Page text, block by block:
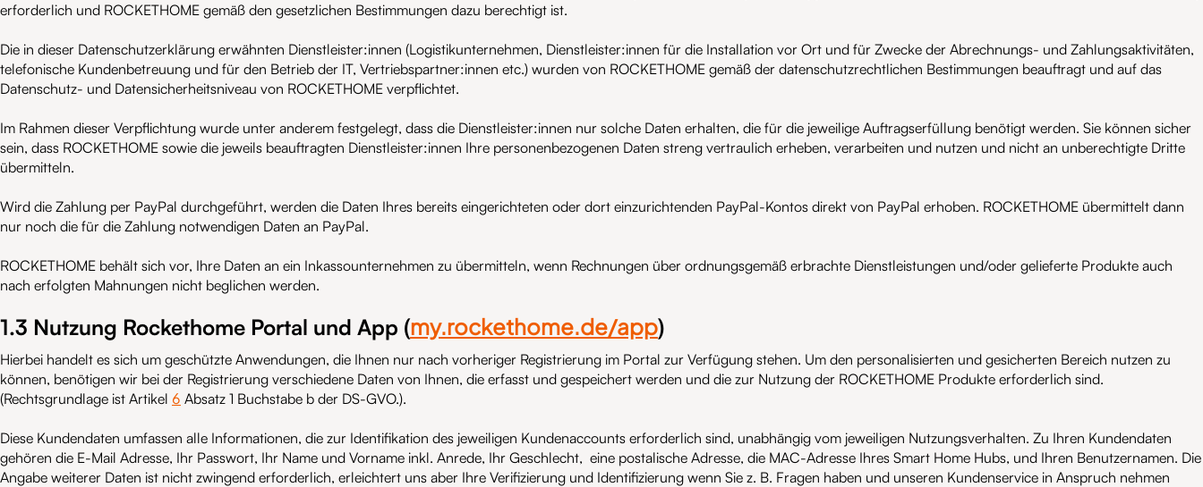
erforderlich und ROCKETHOME gemäß den gesetzlichen Bestimmungen dazu berechtigt ist.
Die in dieser Datenschutzerklärung erwähnten Dienstleister:innen (Logistikunternehmen, Dienstleister:innen für die Installation vor Ort und für Zwecke der Abrechnungs- und Zahlungsaktivitäten,
telefonische Kundenbetreuung und für den Betrieb der IT, Vertriebspartner:innen etc.) wurden von ROCKETHOME gemäß der datenschutzrechtlichen Bestimmungen beauftragt und auf das
Datenschutz- und Datensicherheitsniveau von ROCKETHOME verpflichtet.
Im Rahmen dieser Verpflichtung wurde unter anderem festgelegt, dass die Dienstleister:innen nur solche Daten erhalten, die für die jeweilige Auftragserfüllung benötigt werden. Sie können sicher
sein, dass ROCKETHOME sowie die jeweils beauftragten Dienstleister:innen Ihre personenbezogenen Daten streng vertraulich erheben, verarbeiten und nutzen und nicht an unberechtigte Dritte
übermitteln.
Wird die Zahlung per PayPal durchgeführt, werden die Daten Ihres bereits eingerichteten oder dort einzurichtenden PayPal-Kontos direkt von PayPal erhoben. ROCKETHOME übermittelt dann
nur noch die für die Zahlung notwendigen Daten an PayPal.
ROCKETHOME behält sich vor, Ihre Daten an ein Inkassounternehmen zu übermitteln, wenn Rechnungen über ordnungsgemäß erbrachte Dienstleistungen und/oder gelieferte Produkte auch
nach erfolgten Mahnungen nicht beglichen werden.
1.3 Nutzung Rockethome Portal und App (my.rockethome.de/app)
Hierbei handelt es sich um geschützte Anwendungen, die Ihnen nur nach vorheriger Registrierung im Portal zur Verfügung stehen. Um den personalisierten und gesicherten Bereich nutzen zu
können, benötigen wir bei der Registrierung verschiedene Daten von Ihnen, die erfasst und gespeichert werden und die zur Nutzung der ROCKETHOME Produkte erforderlich sind.
(Rechtsgrundlage ist Artikel 6 Absatz 1 Buchstabe b der DS-GVO.).
Diese Kundendaten umfassen alle Informationen, die zur Identifikation des jeweiligen Kundenaccounts erforderlich sind, unabhängig vom jeweiligen Nutzungsverhalten. Zu Ihren Kundendaten
gehören die E-Mail Adresse, Ihr Passwort, Ihr Name und Vorname inkl. Anrede, Ihr Geschlecht, eine postalische Adresse, die MAC-Adresse Ihres Smart Home Hubs, und Ihren Benutzernamen. Die
Angabe weiterer Daten ist nicht zwingend erforderlich, erleichtert uns aber Ihre Verifizierung und Identifizierung wenn Sie z. B. Fragen haben und unseren Kundenservice in Anspruch nehmen